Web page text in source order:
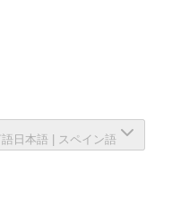
語 日本語 スペイン語